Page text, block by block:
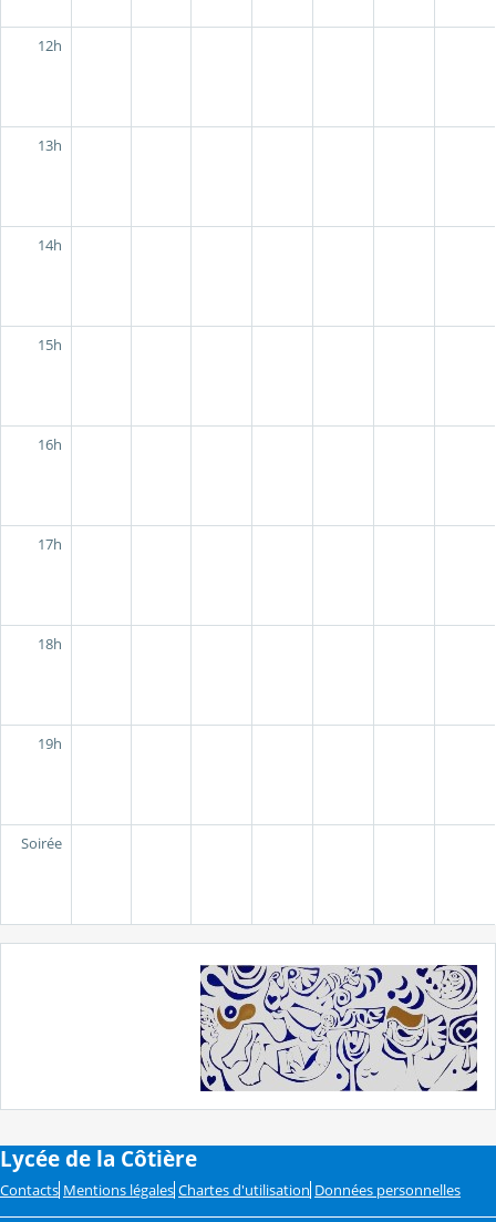
12h
13h
14h
15h
16h
17h
18h
19h
Soirée
Lycée de la Côtière
Contacts Mentions légales Chartes d'utilisation Données personnelles